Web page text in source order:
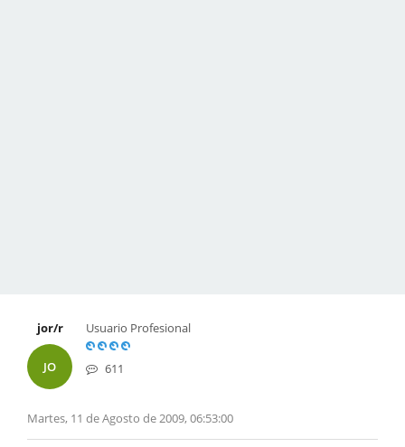
jor/r
JO
Usuario Profesional
611
Martes, 11 de Agosto de 2009, 06:53:00